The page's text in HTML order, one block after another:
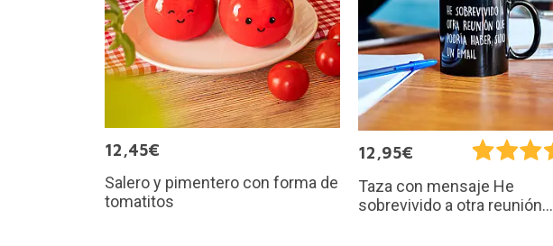
12,45€
Salero y pimentero con forma de
tomatitos
12,95€
Taza con mensaje He
sobrevivido a otra reunión...